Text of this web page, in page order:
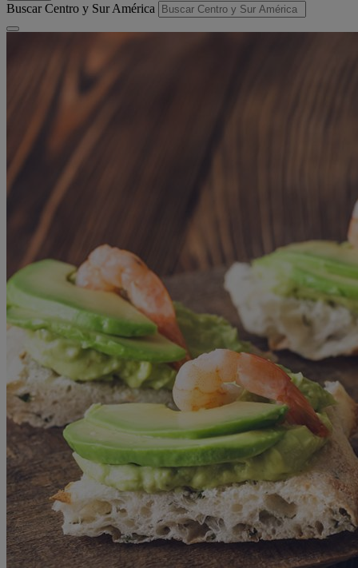
Buscar Centro y Sur América